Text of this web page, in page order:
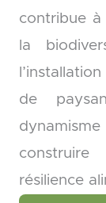
contribue à
la
de
résilience